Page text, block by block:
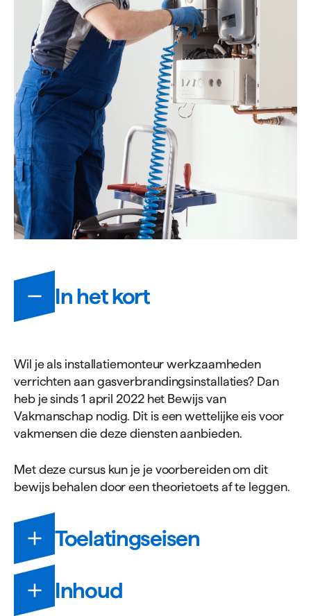
Informatie
In het kort
Wil je als installatiemonteur werkzaamheden
verrichten aan gasverbrandingsinstallaties? Dan
heb je sinds 1 april 2022 het Bewijs van
Vakmanschap nodig. Dit is een wettelijke eis voor
vakmensen die deze diensten aanbieden.
Met deze cursus kun je je voorbereiden om dit
bewijs behalen door een theorietoets af te leggen.
Toelatingseisen
Om deel te kunnen nemen aan deze cursus, dien je
te voldoen aan de volgende eisen:
Inhoud